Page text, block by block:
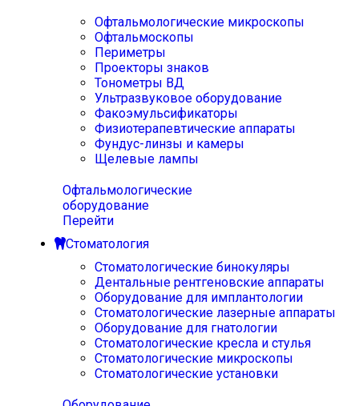
Офтальмологические микроскопы
Офтальмоскопы
Периметры
Проекторы знаков
Тонометры ВД
Ультразвуковое оборудование
Факоэмульсификаторы
Физиотерапевтические аппараты
Фундус-линзы и камеры
Щелевые лампы
Офтальмологические
оборудование
Перейти
Стоматология
Стоматологические бинокуляры
Дентальные рентгеновские аппараты
Оборудование для имплантологии
Стоматологические лазерные аппараты
Оборудование для гнатологии
Стоматологические кресла и стулья
Стоматологические микроскопы
Стоматологические установки